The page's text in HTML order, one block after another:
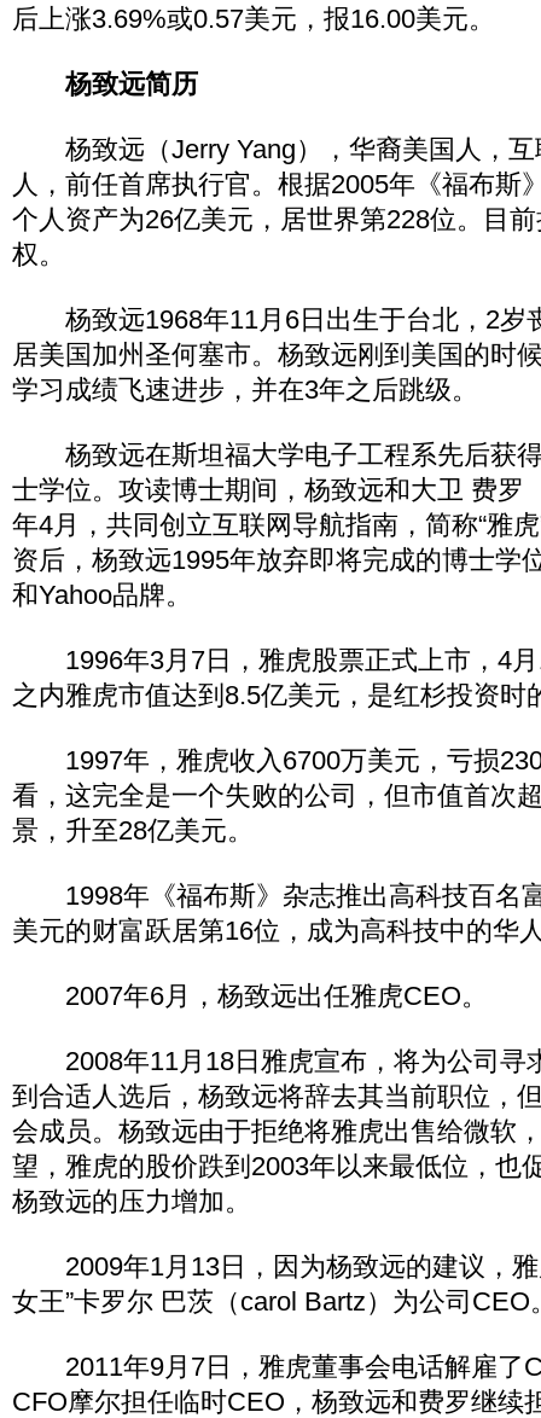
后上涨3.69%或0.57美元，报16.00美元。
杨致远简历
杨致远（Jerry Yang），华裔美国人，互
人，前任首席执行官。根据2005年《福布斯
个人资产为26亿美元，居世界第228位。目
权。
杨致远1968年11月6日出生于台北，2岁
居美国加州圣何塞市。杨致远刚到美国的时
学习成绩飞速进步，并在3年之后跳级。
杨致远在斯坦福大学电子工程系先后获
士学位。攻读博士期间，杨致远和大卫 费罗
年4月，共同创立互联网导航指南，简称“雅
资后，杨致远1995年放弃即将完成的博士学
和Yahoo品牌。
1996年3月7日，雅虎股票正式上市，4月
之内雅虎市值达到8.5亿美元，是红杉投资时
1997年，雅虎收入6700万美元，亏损
看，这完全是一个失败的公司，但市值首次
景，升至28亿美元。
1998年《福布斯》杂志推出高科技百名
美元的财富跃居第16位，成为高科技中的华
2007年6月，杨致远出任雅虎CEO。
2008年11月18日雅虎宣布，将为公司寻
到合适人选后，杨致远将辞去其当前职位，
会成员。杨致远由于拒绝将雅虎出售给微软
望，雅虎的股价跌到2003年以来最低位，也
杨致远的压力增加。
2009年1月13日，因为杨致远的建议，雅
女王”卡罗尔 巴茨（carol Bartz）为公司CEO
2011年9月7日，雅虎董事会电话解雇了
CFO摩尔担任临时CEO，杨致远和费罗继续